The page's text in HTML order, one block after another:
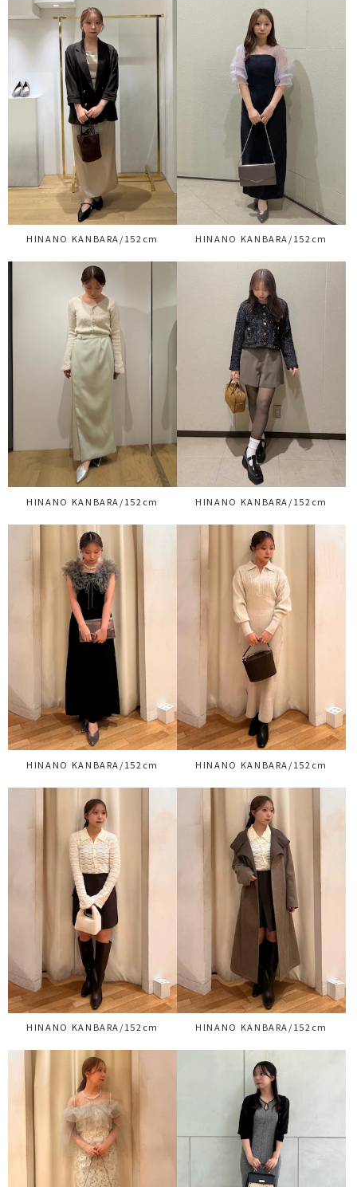
HINANO KANBARA/152cm HINANO KANBARA/152cm
HINANO KANBARA/152cm HINANO KANBARA/152cm
HINANO KANBARA/152cm HINANO KANBARA/152cm
HINANO KANBARA/152cm HINANO KANBARA/152cm